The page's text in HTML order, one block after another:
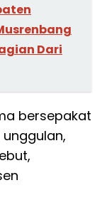
Dari
bersepakat